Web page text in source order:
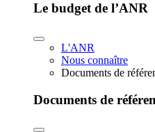
Le budget de l’ANR
L'ANR
Nous connaître
Documents de
Documents de